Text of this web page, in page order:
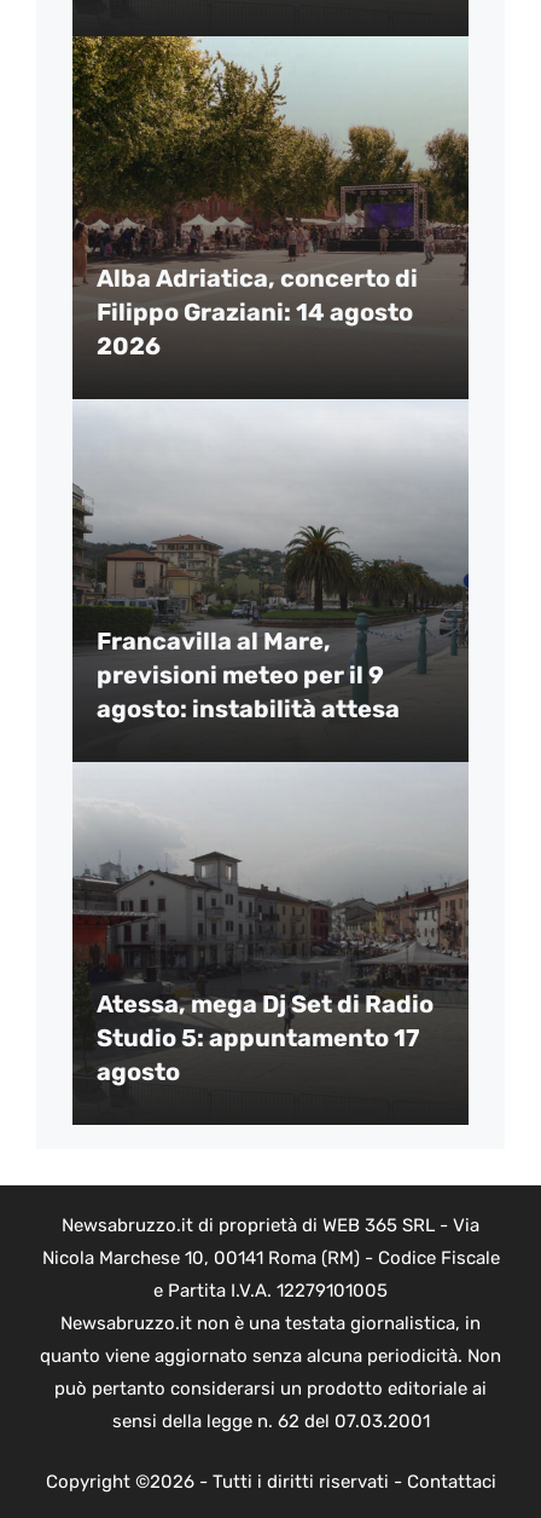
Alba Adriatica, concerto di
Filippo Graziani: 14 agosto
2026
Francavilla al Mare,
previsioni meteo per il 9
agosto: instabilità attesa
Atessa, mega Dj Set di Radio
Studio 5: appuntamento 17
agosto
Newsabruzzo.it di proprietà di WEB 365 SRL - Via
Nicola Marchese 10, 00141 Roma (RM) - Codice Fiscale
e Partita I.V.A. 12279101005
Newsabruzzo.it non è una testata giornalistica, in
quanto viene aggiornato senza alcuna periodicità. Non
può pertanto considerarsi un prodotto editoriale ai
sensi della legge n. 62 del 07.03.2001
Copyright ©2026 - Tutti i diritti riservati - Contattaci